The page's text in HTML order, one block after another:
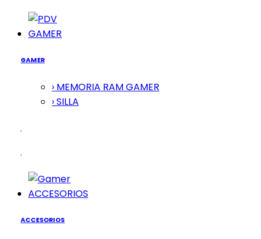
GAMER
GAMER
› MEMORIA RAM GAMER
› SILLA
ACCESORIOS
ACCESORIOS